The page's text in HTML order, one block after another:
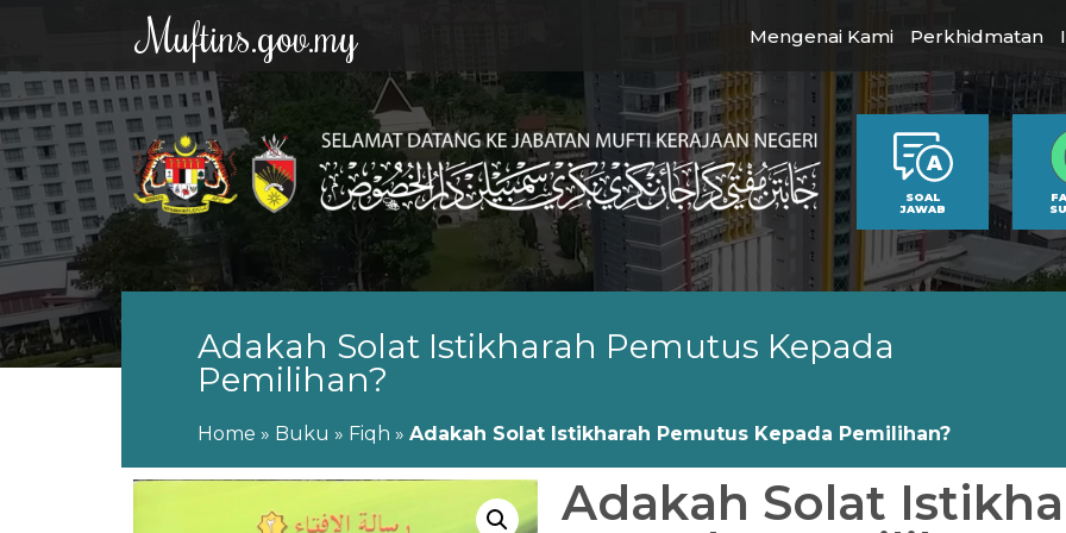
Muftins.gov.my Mengenai Kami Perkhidmatan
SOAL
JAWAB
Adakah Solat Istikharah Pemutus Kepada
Pemilihan?
Home » Buku » Fiqh » Adakah Solat Istikharah Pemutus Kepada Pemilihan?
Adakah Solat